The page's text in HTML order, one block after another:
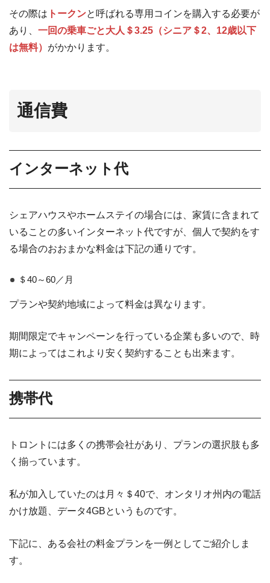
その際は トークンと呼ばれる専用コインを購入する必要が
あり、 一回の乗車ごと大人＄3.25（シニア＄2、12歳以下
は無料） がかかります。
通信費
インターネット代
シェアハウスやホームステイの場合には、家賃に含まれて
いることの多いインターネット代ですが、個人で契約をす
る場合のおおまかな料金は下記の通りです。
＄40～60／月
プランや契約地域によって料金は異なります。
期間限定でキャンペーンを行っている企業も多いので、時
期によってはこれより安く契約することも出来ます。
携帯代
トロントには多くの携帯会社があり、プランの選択肢も多
く揃っています。
私が加入していたのは月々＄40で、オンタリオ州内の電話
かけ放題、データ4GBというものです。
下記に、ある会社の料金プランを一例としてご紹介しま
す。